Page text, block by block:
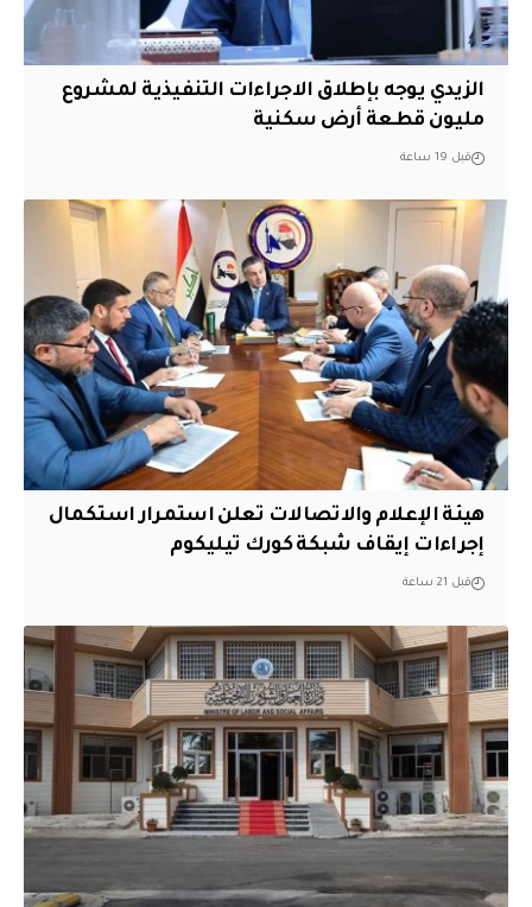
الزيدي يوجه بإطلاق الاجراءات التنفيذية لمشروع
مليون قطعة أرض سكنية
قبل 19 ساعة
هيئة الإعلام والاتصالات تعلن استمرار استكمال
إجراءات إيقاف شبكة كورك تيليكوم
قبل 21 ساعة